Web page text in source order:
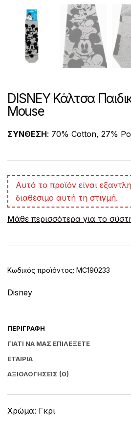
DISNEY Κάλτσα
Mouse
ΣΥΝΘΕΣΗ: 70% Cotton, 27%
Αυτό το προϊόν είναι
διαθέσιμο αυτή τη στιγμή.
Μάθε περισσότερα για το
Κωδικός προϊόντος: MC190233
Disney
ΠΕΡΙΓΡΑΦΉ
ΓΙΑΤΊ ΝΑ ΜΑΣ ΕΠΙΛΈΞΕΤΕ
ΕΤΑΙΡΊΑ
ΑΞΙΟΛΟΓΉΣΕΙΣ (0)
Χρώμα: Γκρι